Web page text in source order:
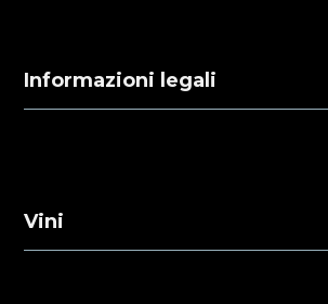
Informazioni legali
Vini